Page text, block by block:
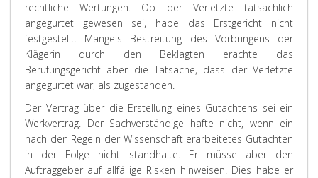
rechtliche Wertungen. Ob der Verletzte tatsächlich
angegurtet gewesen sei, habe das Erstgericht nicht
festgestellt. Mangels Bestreitung des Vorbringens der
Klägerin durch den Beklagten erachte das
Berufungsgericht aber die Tatsache, dass der Verletzte
angegurtet war, als zugestanden.
Der Vertrag über die Erstellung eines Gutachtens sei ein
Werkvertrag. Der Sachverständige hafte nicht, wenn ein
nach den Regeln der Wissenschaft erarbeitetes Gutachten
in der Folge nicht standhalte. Er müsse aber den
Auftraggeber auf allfällige Risken hinweisen. Dies habe er